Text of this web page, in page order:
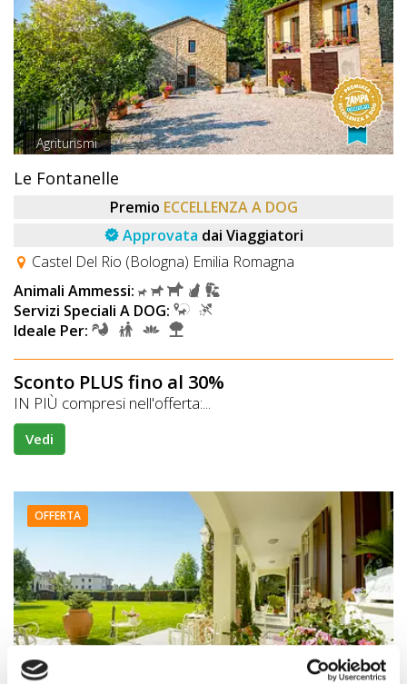
Agriturismi
Le Fontanelle
Premio ECCELLENZA A DOG
Approvata dai Viaggiatori
Castel Del Rio (Bologna) Emilia Romagna
Animali Ammessi:
Servizi Speciali A DOG:
Ideale Per:
Sconto PLUS fino al 30%
IN PIÙ compresi nell'offerta:...
Vedi
OFFERTA